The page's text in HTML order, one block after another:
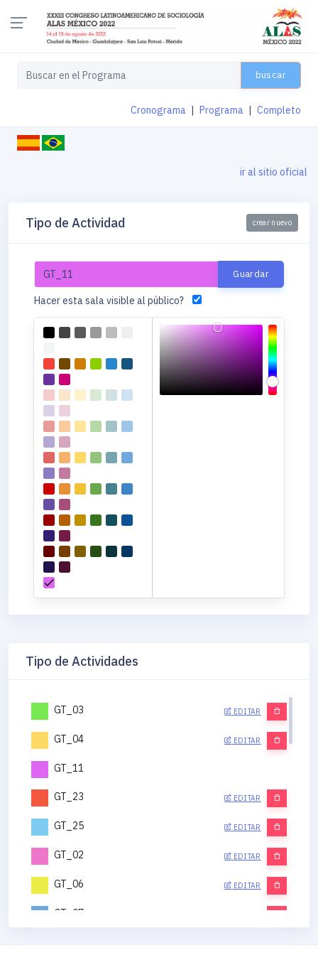
buscar
Cronograma Programa Completo
ir al sitio oficial
Tipo de Actividad crear nuevo
Hacer esta sala visible al público?
Tipo de Actividades
GT_03 EDITAR
GT_04 EDITAR
GT_11
GT_23 EDITAR
GT_25 EDITAR
GT_02 EDITAR
GT_06 EDITAR
GT_07